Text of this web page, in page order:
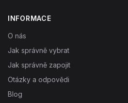
INFORMACE
O nás
Jak správně vybrat
Jak správně zapojit
Otázky a odpovědi
Blog